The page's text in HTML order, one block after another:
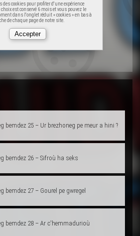
cookies pour profiter d'une expérience
est conservé 6 mois et vous pouvez le
dans l'onglet réduit « cookies » en bas à
de chaque page de notre site.
bemdez 22– Ha skrivet e vez
bemdez 23 – Eus a belec'h e teu ar
bemdez 24 – An ñ
bemdez 25 – Ur brezhoneg pe meur a hini ?
bemdez 26 – Sifroù ha seks
bemdez 27 – Gourel pe gwregel
bemdez 28 – Ar c'hemmadurioù